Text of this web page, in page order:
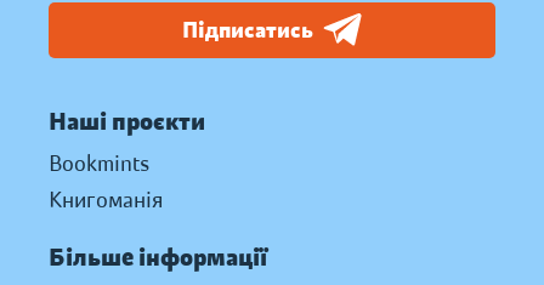
Підписатись
Наші проєкти
Bookmints
Книгоманія
Більше інформації